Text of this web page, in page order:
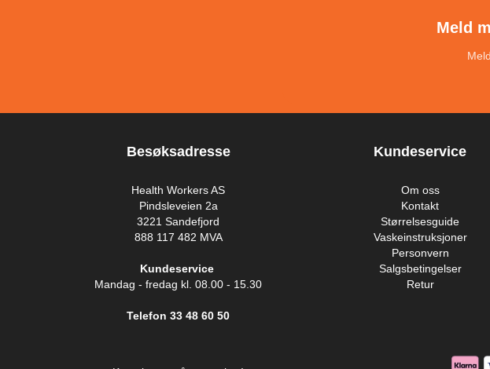
Meld
Besøksadresse
Health Workers AS
Pindsleveien 2a
3221 Sandefjord
888 117 482 MVA
Kundeservice
Mandag - fredag kl. 08.00 - 15.30
Telefon 33 48 60 50
Kundeservice
Om oss
Kontakt
Størrelsesguide
Vaskeinstruksjoner
Personvern
Salgsbetingelser
Retur